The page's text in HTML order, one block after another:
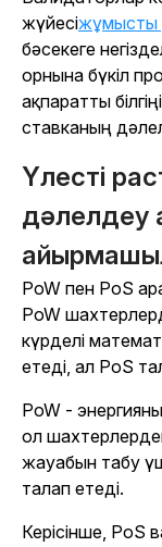
жүйесіжұмысты
бәсекеге
орнына бүкіл
ақпаратты
ставканың
Үлесті
дәлелдеу
PoW пен PoS
PoW
күрделі
етеді, ал PoS
PoW -
ол
жауабын табу
талап етеді.
Керісінше, PoS